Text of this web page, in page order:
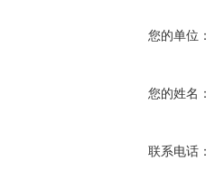
您的单位：
您的姓名：
联系电话：